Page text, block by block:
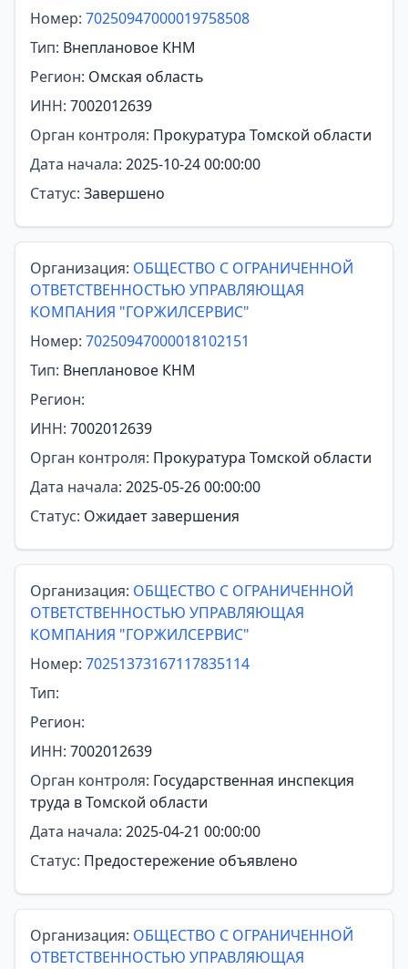
Номер: 70250947000019758508
Тип: Внеплановое КНМ
Регион: Омская область
ИНН: 7002012639
Орган контроля: Прокуратура Томской области
Дата начала: 2025-10-24 00:00:00
Статус: Завершено
Организация: ОБЩЕСТВО С ОГРАНИЧЕННОЙ
ОТВЕТСТВЕННОСТЬЮ УПРАВЛЯЮЩАЯ
КОМПАНИЯ "ГОРЖИЛСЕРВИС"
Номер: 70250947000018102151
Тип: Внеплановое КНМ
Регион:
ИНН: 7002012639
Орган контроля: Прокуратура Томской области
Дата начала: 2025-05-26 00:00:00
Статус: Ожидает завершения
Организация: ОБЩЕСТВО С ОГРАНИЧЕННОЙ
ОТВЕТСТВЕННОСТЬЮ УПРАВЛЯЮЩАЯ
КОМПАНИЯ "ГОРЖИЛСЕРВИС"
Номер: 70251373167117835114
Тип:
Регион:
ИНН: 7002012639
Орган контроля: Государственная инспекция
труда в Томской области
Дата начала: 2025-04-21 00:00:00
Статус: Предостережение объявлено
Организация: ОБЩЕСТВО С ОГРАНИЧЕННОЙ
ОТВЕТСТВЕННОСТЬЮ УПРАВЛЯЮЩАЯ